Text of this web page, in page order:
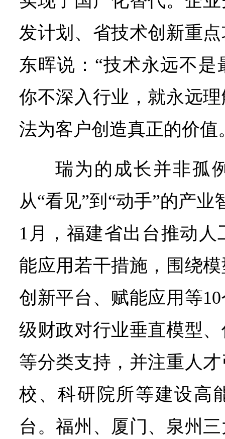
发计划、省技术创新重
东晖说：“技术永远不
你不深入行业，就永远
法为客户创造真正的价值
瑞为的成长并非孤
从“看见”到“动手”的产
1月，福建省出台推动
能应用若干措施，围绕
创新平台、赋能应用等
级财政对行业垂直模型
等分类支持，并注重人
校、科研院所等建设高
台。福州、厦门、泉州